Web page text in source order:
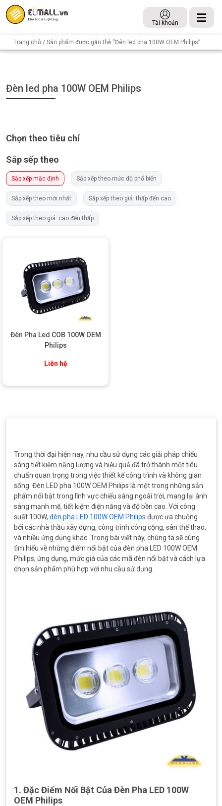
Tài khoản
Trang chủ / Sản phẩm được gắn thẻ “Đèn led pha 100W OEM Philips”
Đèn led pha 100W OEM Philips
Chọn theo tiêu chí
Sắp sếp theo
Sắp xếp mặc định Sắp xếp theo mức độ phổ biến
Sắp xếp theo mới nhất Sắp xếp theo giá: thấp đến cao
Sắp xếp theo giá: cao đến thấp
Đèn Pha Led COB 100W OEM
Philips
Liên hệ
Trong thời đại hiện nay, nhu cầu sử dụng các giải pháp chiếu
sáng tiết kiệm năng lượng và hiệu quả đã trở thành một tiêu
chuẩn quan trọng trong việc thiết kế công trình và không gian
sống. Đèn LED pha 100W OEM Philips là một trong những sản
phẩm nổi bật trong lĩnh vực chiếu sáng ngoài trời, mang lại ánh
sáng mạnh mẽ, tiết kiệm điện năng và độ bền cao. Với công
suất 100W, đèn pha LED 100W OEM Philips được ưa chuộng
bởi các nhà thầu xây dựng, công trình công cộng, sân thể thao,
và nhiều ứng dụng khác. Trong bài viết này, chúng ta sẽ cùng
tìm hiểu về những điểm nổi bật của đèn pha LED 100W OEM
Philips, ứng dụng, mức giá của các mã đèn nổi bật và cách lựa
chọn sản phẩm phù hợp với nhu cầu sử dụng.
1. Đặc Điểm Nổi Bật Của Đèn Pha LED 100W
OEM Philips